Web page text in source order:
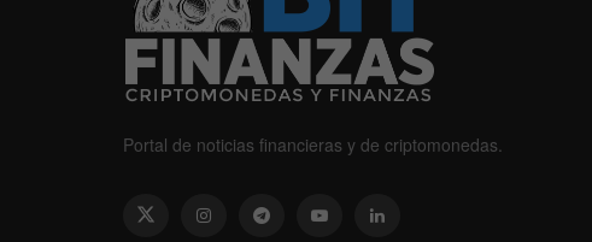
Portal de noticias financieras y de criptomonedas.